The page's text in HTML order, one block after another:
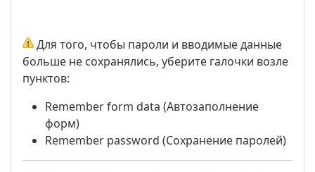
Для того, чтобы пароли и вводимые данные
больше не сохранялись, уберите галочки возле
пунктов:
Remember form data (Автозаполнение
форм)
Remember password (Сохранение паролей)